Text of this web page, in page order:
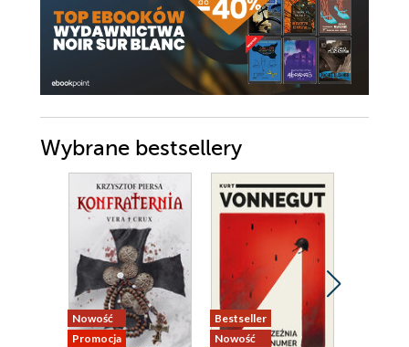
Wybrane bestsellery
Nowość
Promocja
Bestseller
Nowość